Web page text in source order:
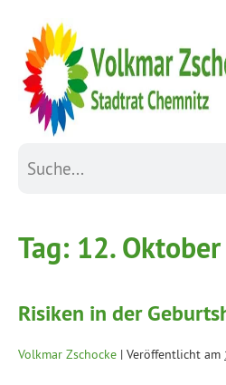
Tag: 12.
Risiken in der
Volkmar Zschocke | Veröffentlicht am